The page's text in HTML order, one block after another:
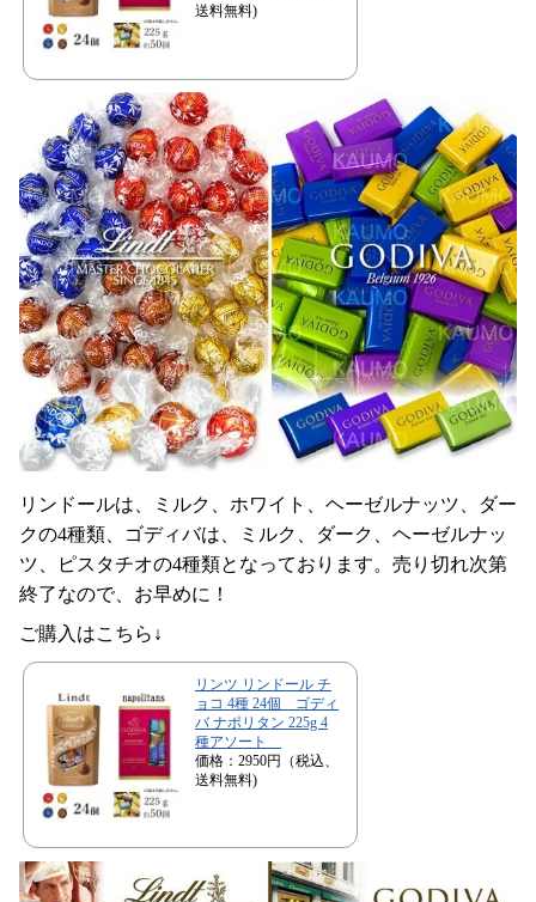
送料無料)
リンドールは、ミルク、ホワイト、ヘーゼルナッツ、ダー
クの4種類、ゴディバは、ミルク、ダーク、ヘーゼルナッ
ツ、ピスタチオの4種類となっております。売り切れ次第
終了なので、お早めに！
ご購入はこちら↓
リンツ リンドール チ
ョコ 4種 24個 ゴディ
バ ナポリタン 225g 4
種アソート
価格：2950円（税込、
送料無料)